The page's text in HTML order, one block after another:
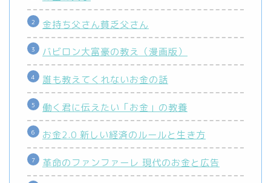
金持ち父さん貧乏父さん
バビロン大富豪の教え（漫画版）
誰も教えてくれないお金の話
働く君に伝えたい「お金」の教養
お金2.0 新しい経済のルールと生き方
革命のファンファーレ 現代のお金と広告